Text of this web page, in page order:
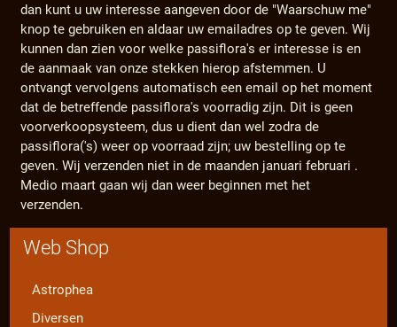
dan kunt u uw interesse aangeven door de "Waarschuw me"
knop te gebruiken en aldaar uw emailadres op te geven. Wij
kunnen dan zien voor welke passiflora's er interesse is en
de aanmaak van onze stekken hierop afstemmen. U
ontvangt vervolgens automatisch een email op het moment
dat de betreffende passiflora's voorradig zijn. Dit is geen
voorverkoopsysteem, dus u dient dan wel zodra de
passiflora('s) weer op voorraad zijn; uw bestelling op te
geven. Wij verzenden niet in de maanden januari februari .
Medio maart gaan wij dan weer beginnen met het
verzenden.
Web Shop
Astrophea
Diversen